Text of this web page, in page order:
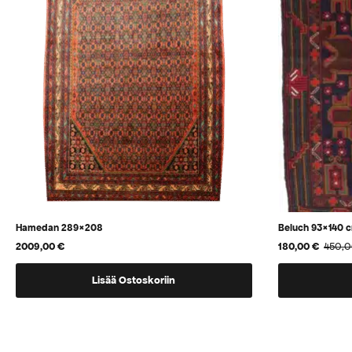
Hamedan 289×208
2009,00€
Lisää Ostoskoriin
Beluch 93×140
Alkuperäinen
hinta
180,00€
Nykyinen
hinta